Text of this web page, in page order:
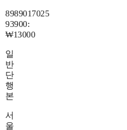
8989017025
93900:
₩13000
일
반
단
행
본
서
울